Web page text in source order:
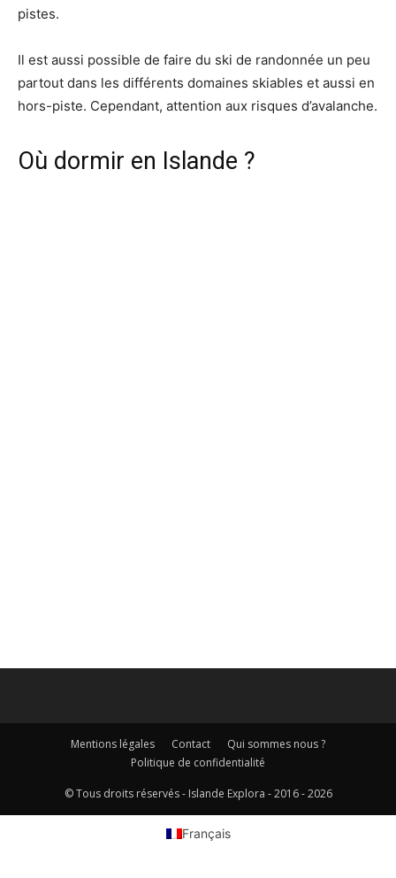
pistes.
Il est aussi possible de faire du ski de randonnée un peu
partout dans les différents domaines skiables et aussi en
hors-piste. Cependant, attention aux risques d’avalanche.
Où dormir en Islande ?
Mentions légales Contact
Qui sommes nous ?
Politique de confidentialité
© Tous droits réservés - Islande Explora - 2016 - 2026
Français